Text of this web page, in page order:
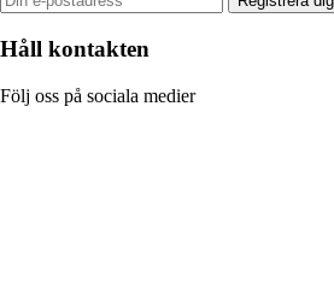
Håll kontakten
Följ oss på sociala medier